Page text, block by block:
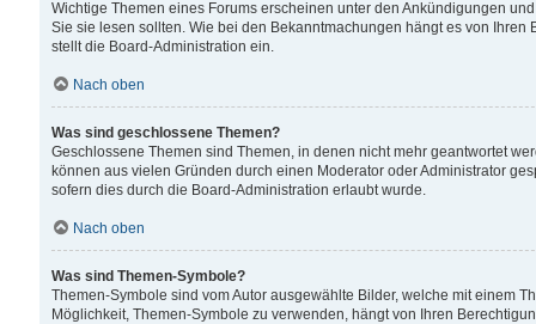
Wichtige Themen eines Forums erscheinen unter den Ankündigungen
Sie sie lesen sollten. Wie bei den Bekanntmachungen hängt es von
stellt die Board-Administration ein.
Nach oben
Was sind geschlossene Themen?
Geschlossene Themen sind Themen, in denen nicht mehr geantwortet
können aus vielen Gründen durch einen Moderator oder Administrator
sofern dies durch die Board-Administration erlaubt wurde.
Nach oben
Was sind Themen-Symbole?
Themen-Symbole sind vom Autor ausgewählte Bilder, welche mit einem
Möglichkeit, Themen-Symbole zu verwenden, hängt von Ihren